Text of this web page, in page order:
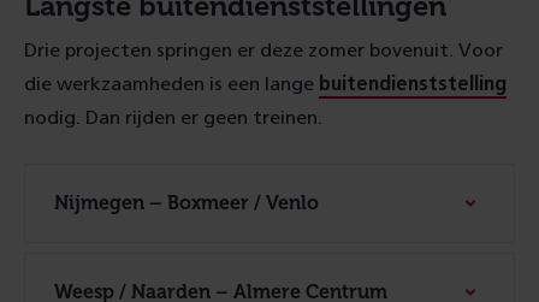
Drie projecten springen er deze zomer bovenuit. Voor
die werkzaamheden is een lange buitendienststelling
nodig. Dan rijden er geen treinen.
Nijmegen – Boxmeer / Venlo
Weesp / Naarden – Almere Centrum